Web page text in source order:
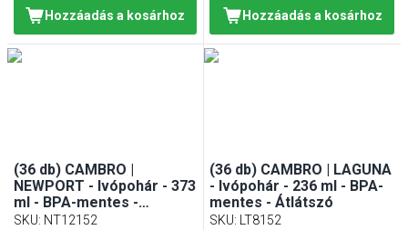
Hozzáadás a kosárhoz Hozzáadás a kosárhoz
(36 db) CAMBRO |
NEWPORT - Ivópohár - 373
ml - BPA-mentes -
átlátszó
SKU: NT12152
(36 db) CAMBRO | LAGUNA
- Ivópohár - 236 ml - BPA-
mentes - Átlátszó
SKU: LT8152